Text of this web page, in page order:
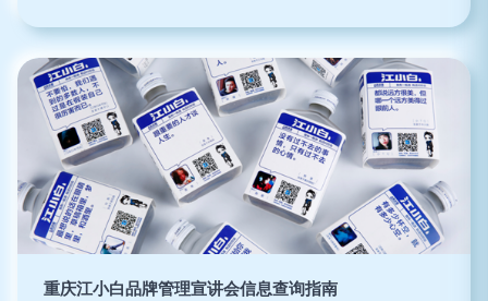
重庆江小白品牌管理宣讲会信息查询指南